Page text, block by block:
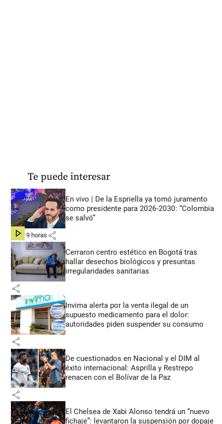
Te puede interesar
En vivo | De la Espriella ya tomó juramento
como presidente para 2026-2030: “Colombia
se salvó”
hace 9 horas share
Cerraron centro estético en Bogotá tras
hallar desechos biológicos y presuntas
irregularidades sanitarias
share
Invima alerta por la venta ilegal de un
supuesto medicamento para el dolor:
autoridades piden suspender su consumo
share
De cuestionados en Nacional y el DIM al
éxito internacional: Asprilla y Restrepo
renacen con el Bolívar de la Paz
share
El Chelsea de Xabi Alonso tendrá un “nuevo
fichaje”: levantaron la suspensión por dopaje